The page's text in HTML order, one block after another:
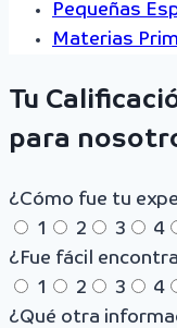
Pequeñas
Materias
Tu
para
¿Cómo fue tu
1
2 3 4
¿Fue fácil
1
2 3 4
¿Qué otra